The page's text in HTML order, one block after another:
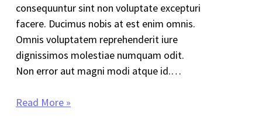
consequuntur sint non voluptate excepturi
facere. Ducimus nobis at est enim omnis.
Omnis voluptatem reprehenderit iure
dignissimos molestiae numquam odit.
Non error aut magni modi atque id.…
Read More »